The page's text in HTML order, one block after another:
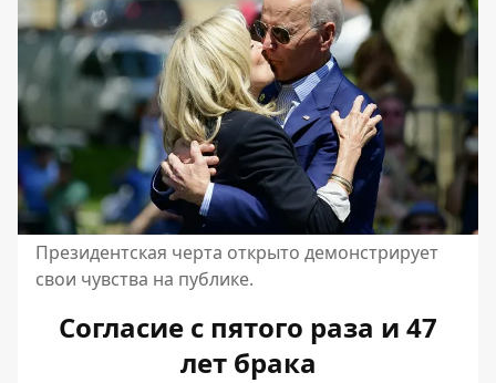
Президентская черта открыто демонстрирует
свои чувства на публике.
Согласие с пятого раза и 47
лет брака